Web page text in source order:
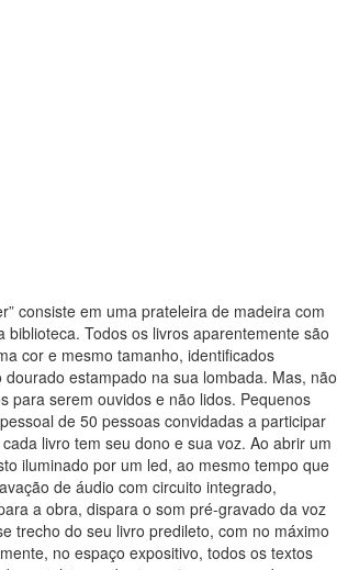
consiste em uma prateleira de madeira com
biblioteca. Todos os livros aparentemente são
cor e mesmo tamanho, identificados
estampado na sua lombada. Mas, não
para serem ouvidos e não lidos. Pequenos
de 50 pessoas convidadas a participar
livro tem seu dono e sua voz. Ao abrir um
iluminado por um led, ao mesmo tempo que
de áudio com circuito integrado,
a obra, dispara o som pré-gravado da voz
trecho do seu livro predileto, com no máximo
no espaço expositivo, todos os textos